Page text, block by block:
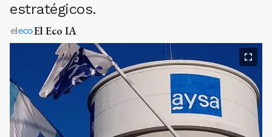
estratégicos.
El Eco IA